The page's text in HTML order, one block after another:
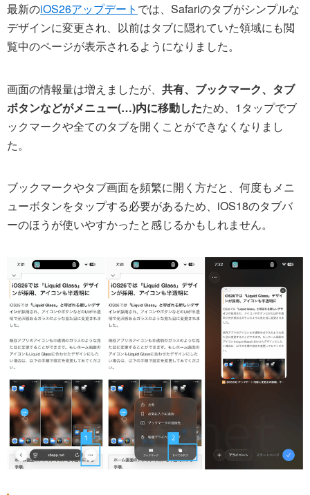
最新のiOS26アップデート では、Safariのタブがシンプルな
デザインに変更され、以前はタブに隠れていた領域にも閲
覧中のページが表示されるようになりました。
画面の情報量は増えましたが、 共有、ブックマーク、タブ
ボタンなどがメニュー(…)内に移動したため、1タップでブ
ックマークや全てのタブを開くことができなくなりまし
た。
ブックマークやタブ画面を頻繁に開く方だと、何度もメニ
ューボタンをタップする必要があるため、iOS18のタブバ
ーのほうが使いやすかったと感じるかもしれません。